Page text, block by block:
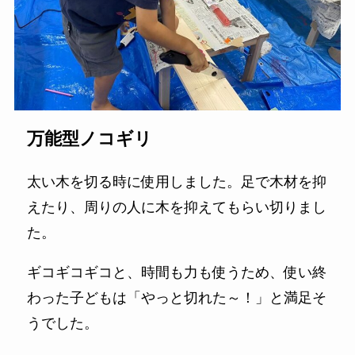
万能型ノコギリ
太い木を切る時に使用しました。足で木材を抑
えたり、周りの人に木を抑えてもらい切りまし
た。
ギコギコギコと、時間も力も使うため、使い終
わった子どもは「やっと切れた～！」と満足そ
うでした。